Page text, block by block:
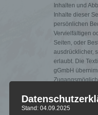
Inhalten und
Inhalte dieser
persönlichen
Vervielfältigen
Seiten, oder
ausdrücklicher,
erlaubt. Die
gGmbH
am
verantwortlich
Stand: 04.09.2025